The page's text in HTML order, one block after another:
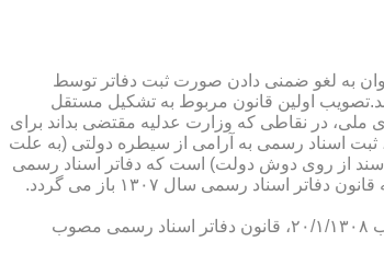
ترین تغییرات آن می توان به لغو ضمنی دادن صورت ثبت دفاتر توسط
اولین قانون مربوط به تشكیل مستقل
تشكیل دفاتر اسناد رسمی مصوب ۱۳/۱۱/۱۳۰۷ كمیسیون عدلیه مجلس شورای ملی، در نقاطی كه وزارت عدلیه مقتضی بداند برای
ثبت اسناد رسمی به آرامی از سیطره دولتی (به علت
سند از روی دوش دولت) است كه دفاتر اسناد رسمی
شكل می گیرد، علی رغم اینكه صلاحیت دفاتر در آن زمان محلی بوده است. به عبارت دیگر اولین اقدام مربوط به خصوصی سازی تنظیم اسناد مراجعان، به قانون دفاتر اسناد رسمی سال ۱۳۰۷ باز می گردد.
در آن زمان، هر دفتر اسناد رسمی مركب از یك نفر صاحب دفتر و لااقل یك نفر نماینده اداره ثبت اسناد بوده است. با تصویب قانون ثبت اسناد و املاك مصوب ۲۰/۱/۱۳۰۸، قانون دفاتر اسناد رسمی مصوب